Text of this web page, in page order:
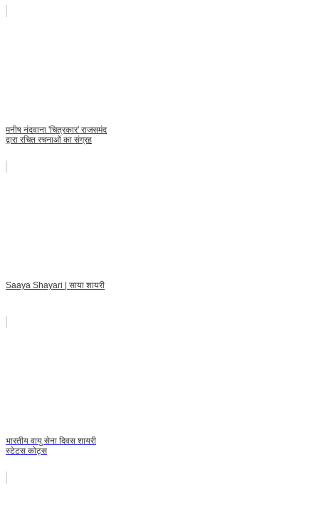
मनीष नंदवाना 'चित्रकार' राजसमंद
द्वारा रचित रचनाओं का संग्रह
Saaya Shayari | साया शायरी
भारतीय वायु सेना दिवस शायरी
स्टेटस कोट्स